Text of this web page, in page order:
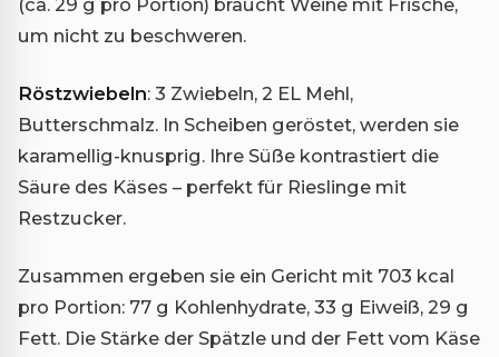
(ca. 29 g pro Portion) braucht Weine mit Frische,
um nicht zu beschweren.
Röstzwiebeln: 3 Zwiebeln, 2 EL Mehl,
Butterschmalz. In Scheiben geröstet, werden sie
karamellig-knusprig. Ihre Süße kontrastiert die
Säure des Käses – perfekt für Rieslinge mit
Restzucker.
Zusammen ergeben sie ein Gericht mit 703 kcal
pro Portion: 77 g Kohlenhydrate, 33 g Eiweiß, 29 g
Fett. Die Stärke der Spätzle und der Fett vom Käse